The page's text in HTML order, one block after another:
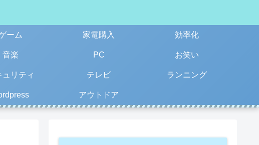
ーム 家電購入 効率化
音楽 PC お笑い
ュリティ テレビ ランニング
アウトドア